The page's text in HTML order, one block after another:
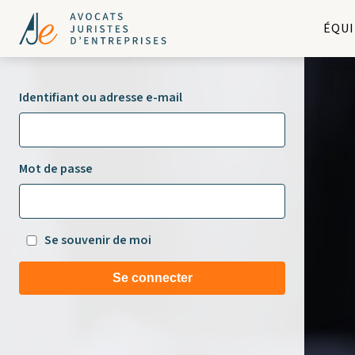
Identifiant ou adresse e-mail
Mot de passe
Se souvenir de moi